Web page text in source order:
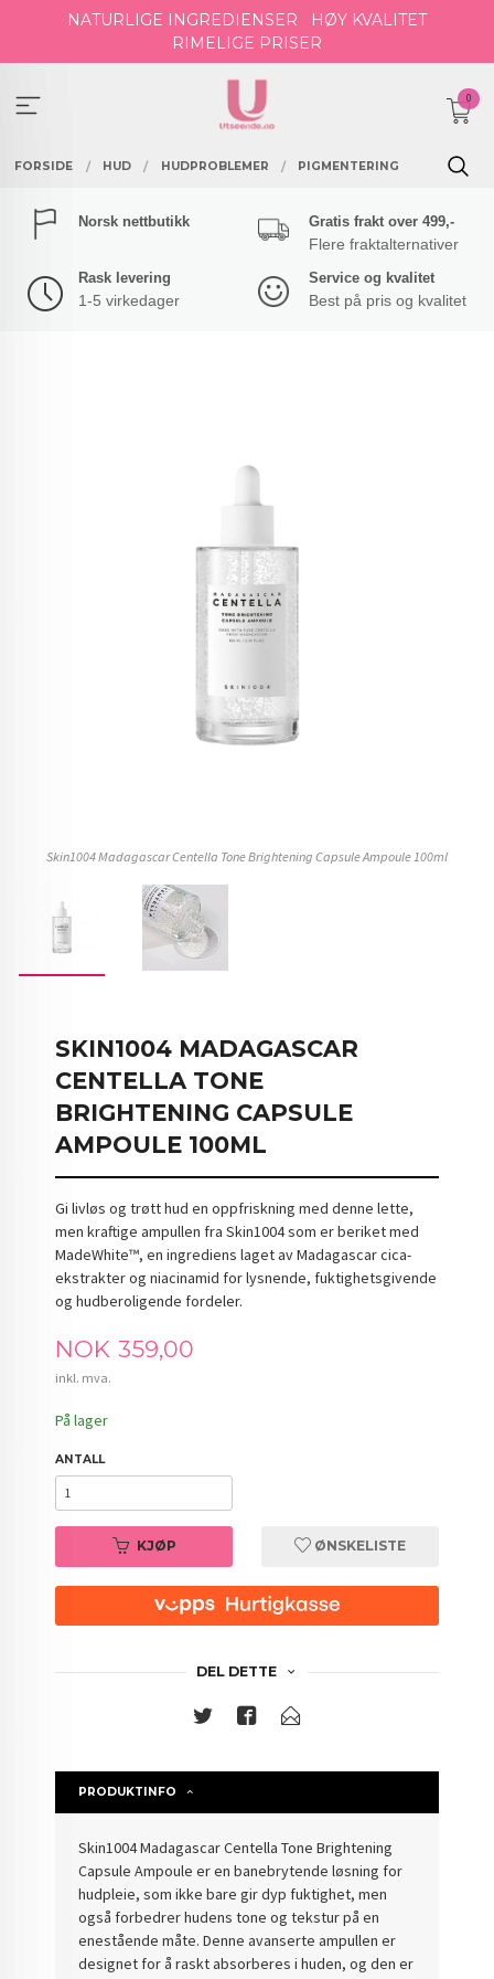
NATURLIGE INGREDIENSER
HØY KVALITET
RIMELIGE PRISER
0
FORSIDE HUD HUDPROBLEMER PIGMENTERING
Norsk nettbutikk Gratis frakt over 499,-
Flere fraktalternativer
Rask levering
1-5 virkedager
Service og kvalitet
Best på pris og kvalitet
Skin1004 Madagascar Centella Tone Brightening Capsule Ampoule 100ml
SKIN1004 MADAGASCAR
CENTELLA TONE
BRIGHTENING CAPSULE
AMPOULE 100ML
Gi livløs og trøtt hud en oppfriskning med denne lette,
men kraftige ampullen fra Skin1004 som er beriket med
MadeWhite™, en ingrediens laget av Madagascar cica-
ekstrakter og niacinamid for lysnende, fuktighetsgivende
og hudberoligende fordeler.
Pris
NOK 359,00
inkl. mva.
På lager
ANTALL
KJØP ØNSKELISTE
DEL DETTE
PRODUKTINFO
Skin1004 Madagascar Centella Tone Brightening
Capsule Ampoule er en banebrytende løsning for
hudpleie, som ikke bare gir dyp fuktighet, men
også forbedrer hudens tone og tekstur på en
enestående måte. Denne avanserte ampullen er
designet for å raskt absorberes i huden, og den er